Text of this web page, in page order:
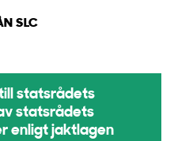
SLC
statsrådets
statsrådets
enligt jaktlagen